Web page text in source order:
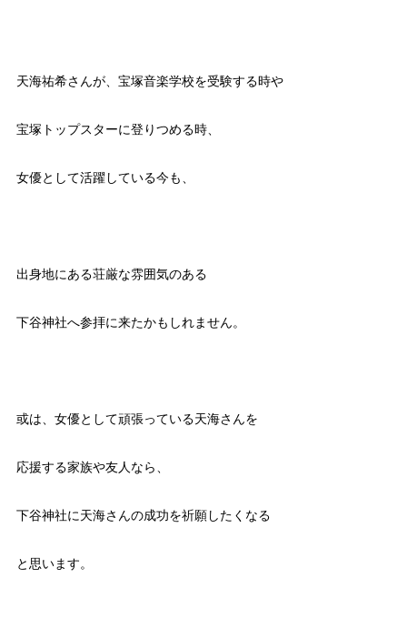
天海祐希さんが、宝塚音楽学校を受験する時や
宝塚トップスターに登りつめる時、
女優として活躍している今も、
出身地にある荘厳な雰囲気のある
下谷神社へ参拝に来たかもしれません。
或は、女優として頑張っている天海さんを
応援する家族や友人なら、
下谷神社に天海さんの成功を祈願したくなる
と思います。